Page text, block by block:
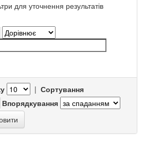
для уточнення результатів
| Сортування
Впорядкування